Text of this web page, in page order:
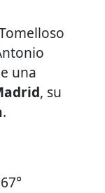
una
, su
.